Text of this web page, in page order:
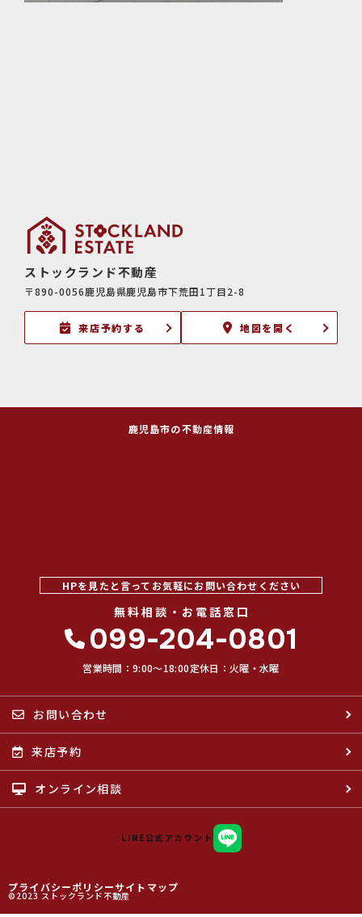
ストックランド不動産
〒890-0056鹿児島県鹿児島市下荒田1丁目2-8
来店予約する 地図を開く
鹿児島市の不動産情報
HPを見たと言ってお気軽にお問い合わせください
無料相談・お電話窓口
099-204-0801
営業時間：9:00〜18:00定休日：火曜・水曜
お問い合わせ
来店予約
オンライン相談
LINE公式アカウント
プライバシーポリシーサイトマップ
©2023 ストックランド不動産